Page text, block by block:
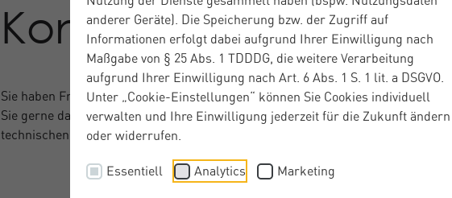
anderer Geräte). Die Speicherung bzw. der Zugriff auf
Informationen erfolgt dabei aufgrund Ihrer Einwilligung nach
Maßgabe von § 25 Abs. 1 TDDDG, die weitere Verarbeitung
aufgrund Ihrer Einwilligung nach Art. 6 Abs. 1 S. 1 lit. a DSGVO.
Unter „Cookie-Einstellungen“ können Sie Cookies individuell
verwalten und Ihre Einwilligung jederzeit für die Zukunft ändern
oder widerrufen.
Essentiell Analytics Marketing
Kontakt
Sie haben Fragen zu Materna oder zu unseren Produkten und Lösungen? Füllen
Sie gerne das Kontaktformular aus und wir melden uns rasch bei Ihnen. Bei
technischen Problemen ist unser